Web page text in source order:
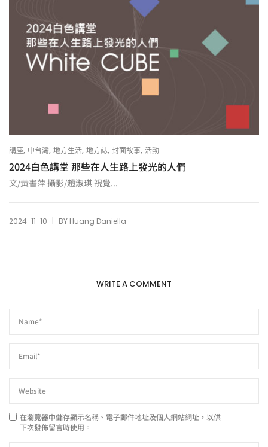
講座, 中台灣, 地方生活, 地方誌, 封面故事, 活動
2024白色講堂 那些在人生路上發光的人們
文/黃書萍 攝影/趙淑琪 視覺...
2024-11-10 BY Huang Daniella
WRITE A COMMENT
在瀏覽器中儲存顯示名稱、電子郵件地址及個人網站網址，以供
下次發佈留言時使用。